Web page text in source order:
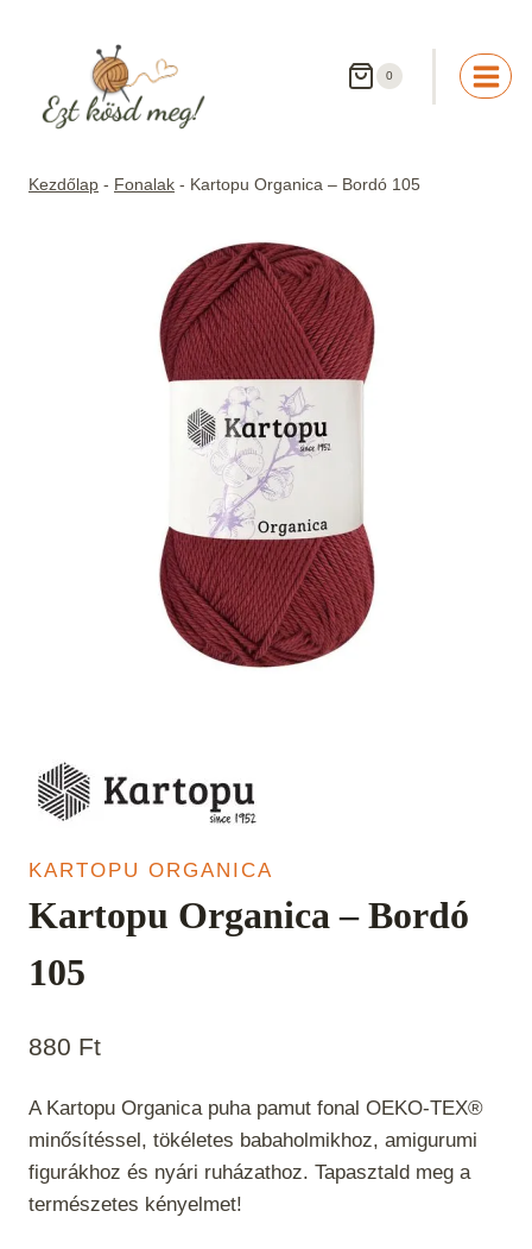
0
Kezdőlap - Fonalak - Kartopu Organica – Bordó 105
KARTOPU ORGANICA
Kartopu Organica – Bordó
105
880 Ft
A Kartopu Organica puha pamut fonal OEKO-TEX®
minősítéssel, tökéletes babaholmikhoz, amigurumi
figurákhoz és nyári ruházathoz. Tapasztald meg a
természetes kényelmet!